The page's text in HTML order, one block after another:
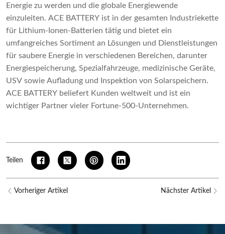
Energie zu werden und die globale Energiewende
einzuleiten. ACE BATTERY ist in der gesamten Industriekette
für Lithium-Ionen-Batterien tätig und bietet ein
umfangreiches Sortiment an Lösungen und Dienstleistungen
für saubere Energie in verschiedenen Bereichen, darunter
Energiespeicherung, Spezialfahrzeuge, medizinische Geräte,
USV sowie Aufladung und Inspektion von Solarspeichern.
ACE BATTERY beliefert Kunden weltweit und ist ein
wichtiger Partner vieler Fortune-500-Unternehmen.
Teilen
Vorheriger Artikel Nächster Artikel